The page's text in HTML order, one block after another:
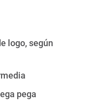
logo, según
pega